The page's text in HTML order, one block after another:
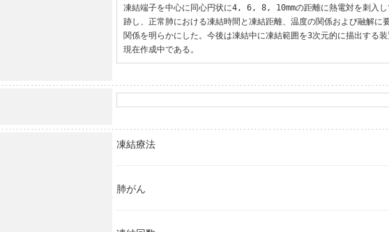
凍結端子を中心に同心円状に4, 6, 8, 10mmの距離に熱電対を刺入し
跡し、正常肺における凍結時間と凍結距離、温度の関係および融解に
関係を明らかにした。今後は凍結中に凍結範囲を3次元的に描出する
現在作成中である。
凍結療法
肺がん